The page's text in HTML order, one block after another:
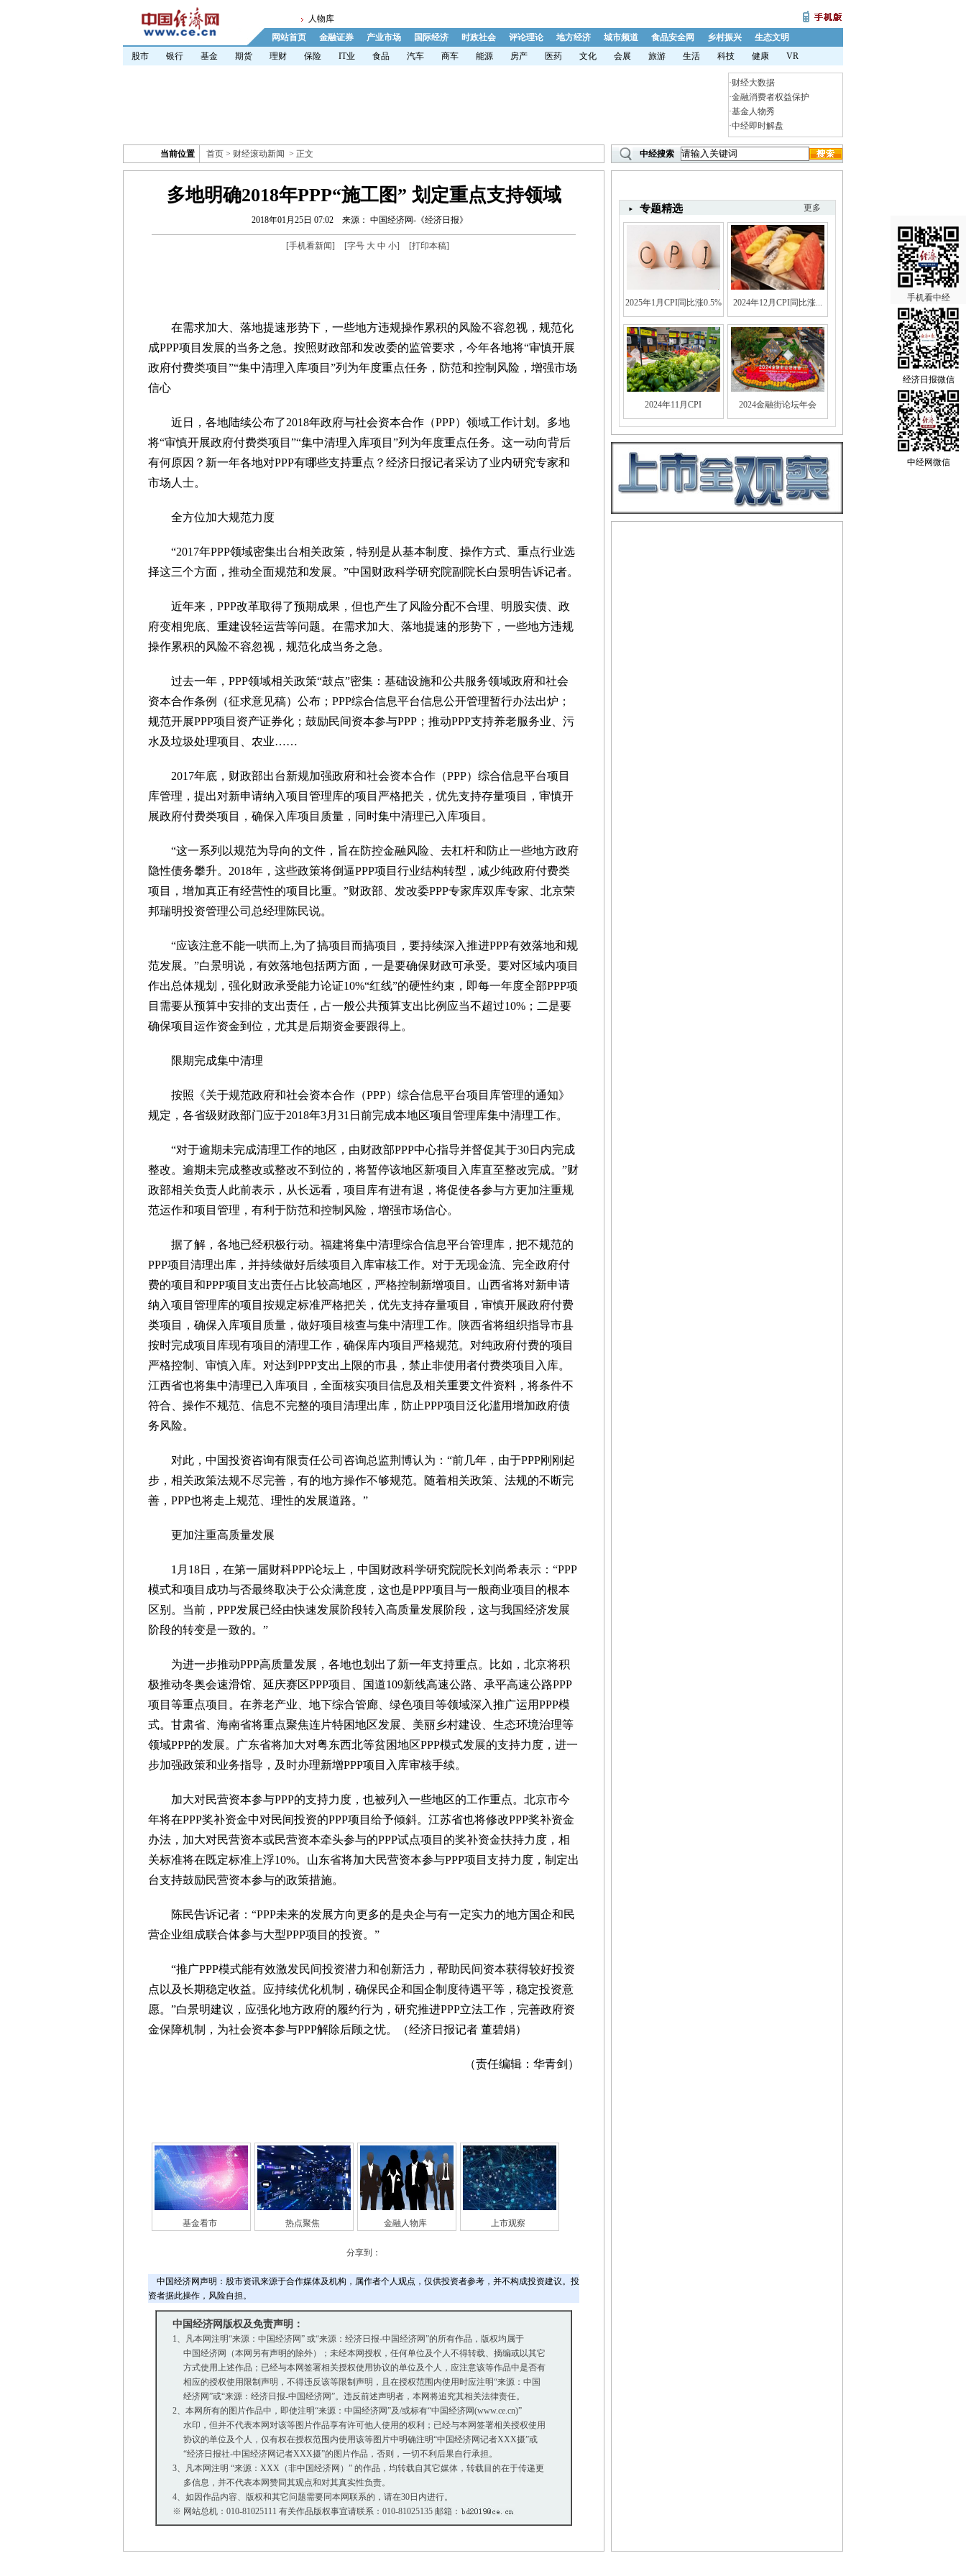
手机看中经
经济日报微信
中经网微信
人物库
网站首页
金融证券 产业市场 国际经济 时政社会 评论理论 地方经济 城市频道 食品安全网 乡村振兴
生态文明
股市
银行 基金 期货 理财 保险 IT业 食品 汽车 商车 能源 房产 医药 文化 会展 旅游 生活 科技 健康 VR
·财经大数据
·金融消费者权益保护
·基金人物秀
·中经即时解盘
当前位置 首页 > 财经滚动新闻 > 正文 中经搜索
多地明确2018年PPP“施工图” 划定重点支持领域
2018年01月25日 07:02 来源： 中国经济网-《经济日报》
[手机看新闻] [字号 大 中 小] [打印本稿]
在需求加大、落地提速形势下，一些地方违规操作累积的风险不容忽视，规范化
成PPP项目发展的当务之急。按照财政部和发改委的监管要求，今年各地将“审慎开展
政府付费类项目”“集中清理入库项目”列为年度重点任务，防范和控制风险，增强市场
信心
近日，各地陆续公布了2018年政府与社会资本合作（PPP）领域工作计划。多地
将“审慎开展政府付费类项目”“集中清理入库项目”列为年度重点任务。这一动向背后
有何原因？新一年各地对PPP有哪些支持重点？经济日报记者采访了业内研究专家和
市场人士。
全方位加大规范力度
“2017年PPP领域密集出台相关政策，特别是从基本制度、操作方式、重点行业选
择这三个方面，推动全面规范和发展。”中国财政科学研究院副院长白景明告诉记者。
近年来，PPP改革取得了预期成果，但也产生了风险分配不合理、明股实债、政
府变相兜底、重建设轻运营等问题。在需求加大、落地提速的形势下，一些地方违规
操作累积的风险不容忽视，规范化成当务之急。
过去一年，PPP领域相关政策“鼓点”密集：基础设施和公共服务领域政府和社会
资本合作条例（征求意见稿）公布；PPP综合信息平台信息公开管理暂行办法出炉；
规范开展PPP项目资产证券化；鼓励民间资本参与PPP；推动PPP支持养老服务业、污
水及垃圾处理项目、农业……
2017年底，财政部出台新规加强政府和社会资本合作（PPP）综合信息平台项目
库管理，提出对新申请纳入项目管理库的项目严格把关，优先支持存量项目，审慎开
展政府付费类项目，确保入库项目质量，同时集中清理已入库项目。
“这一系列以规范为导向的文件，旨在防控金融风险、去杠杆和防止一些地方政府
隐性债务攀升。2018年，这些政策将倒逼PPP项目行业结构转型，减少纯政府付费类
项目，增加真正有经营性的项目比重。”财政部、发改委PPP专家库双库专家、北京荣
邦瑞明投资管理公司总经理陈民说。
“应该注意不能一哄而上,为了搞项目而搞项目，要持续深入推进PPP有效落地和规
范发展。”白景明说，有效落地包括两方面，一是要确保财政可承受。要对区域内项目
作出总体规划，强化财政承受能力论证10%“红线”的硬性约束，即每一年度全部PPP项
目需要从预算中安排的支出责任，占一般公共预算支出比例应当不超过10%；二是要
确保项目运作资金到位，尤其是后期资金要跟得上。
限期完成集中清理
按照《关于规范政府和社会资本合作（PPP）综合信息平台项目库管理的通知》
规定，各省级财政部门应于2018年3月31日前完成本地区项目管理库集中清理工作。
“对于逾期未完成清理工作的地区，由财政部PPP中心指导并督促其于30日内完成
整改。逾期未完成整改或整改不到位的，将暂停该地区新项目入库直至整改完成。”财
政部相关负责人此前表示，从长远看，项目库有进有退，将促使各参与方更加注重规
范运作和项目管理，有利于防范和控制风险，增强市场信心。
据了解，各地已经积极行动。福建将集中清理综合信息平台管理库，把不规范的
PPP项目清理出库，并持续做好后续项目入库审核工作。对于无现金流、完全政府付
费的项目和PPP项目支出责任占比较高地区，严格控制新增项目。山西省将对新申请
纳入项目管理库的项目按规定标准严格把关，优先支持存量项目，审慎开展政府付费
类项目，确保入库项目质量，做好项目核查与集中清理工作。陕西省将组织指导市县
按时完成项目库现有项目的清理工作，确保库内项目严格规范。对纯政府付费的项目
严格控制、审慎入库。对达到PPP支出上限的市县，禁止非使用者付费类项目入库。
江西省也将集中清理已入库项目，全面核实项目信息及相关重要文件资料，将条件不
符合、操作不规范、信息不完整的项目清理出库，防止PPP项目泛化滥用增加政府债
务风险。
对此，中国投资咨询有限责任公司咨询总监荆博认为：“前几年，由于PPP刚刚起
步，相关政策法规不尽完善，有的地方操作不够规范。随着相关政策、法规的不断完
善，PPP也将走上规范、理性的发展道路。”
更加注重高质量发展
1月18日，在第一届财科PPP论坛上，中国财政科学研究院院长刘尚希表示：“PPP
模式和项目成功与否最终取决于公众满意度，这也是PPP项目与一般商业项目的根本
区别。当前，PPP发展已经由快速发展阶段转入高质量发展阶段，这与我国经济发展
阶段的转变是一致的。”
为进一步推动PPP高质量发展，各地也划出了新一年支持重点。比如，北京将积
极推动冬奥会速滑馆、延庆赛区PPP项目、国道109新线高速公路、承平高速公路PPP
项目等重点项目。在养老产业、地下综合管廊、绿色项目等领域深入推广运用PPP模
式。甘肃省、海南省将重点聚焦连片特困地区发展、美丽乡村建设、生态环境治理等
领域PPP的发展。广东省将加大对粤东西北等贫困地区PPP模式发展的支持力度，进一
步加强政策和业务指导，及时办理新增PPP项目入库审核手续。
加大对民营资本参与PPP的支持力度，也被列入一些地区的工作重点。北京市今
年将在PPP奖补资金中对民间投资的PPP项目给予倾斜。江苏省也将修改PPP奖补资金
办法，加大对民营资本或民营资本牵头参与的PPP试点项目的奖补资金扶持力度，相
关标准将在既定标准上浮10%。山东省将加大民营资本参与PPP项目支持力度，制定出
台支持鼓励民营资本参与的政策措施。
陈民告诉记者：“PPP未来的发展方向更多的是央企与有一定实力的地方国企和民
营企业组成联合体参与大型PPP项目的投资。”
“推广PPP模式能有效激发民间投资潜力和创新活力，帮助民间资本获得较好投资
点以及长期稳定收益。应持续优化机制，确保民企和国企制度待遇平等，稳定投资意
愿。”白景明建议，应强化地方政府的履约行为，研究推进PPP立法工作，完善政府资
金保障机制，为社会资本参与PPP解除后顾之忧。（经济日报记者 董碧娟）
（责任编辑：华青剑）
基金看市 热点聚焦 金融人物库 上市观察
分享到：
中国经济网声明：股市资讯来源于合作媒体及机构，属作者个人观点，仅供投资者参考，并不构成投资建议。投
资者据此操作，风险自担。
中国经济网版权及免责声明：
1、凡本网注明“来源：中国经济网” 或“来源：经济日报-中国经济网”的所有作品，版权均属于
中国经济网（本网另有声明的除外）；未经本网授权，任何单位及个人不得转载、摘编或以其它
方式使用上述作品；已经与本网签署相关授权使用协议的单位及个人，应注意该等作品中是否有
相应的授权使用限制声明，不得违反该等限制声明，且在授权范围内使用时应注明“来源：中国
经济网”或“来源：经济日报-中国经济网”。违反前述声明者，本网将追究其相关法律责任。
2、本网所有的图片作品中，即使注明“来源：中国经济网”及/或标有“中国经济网(www.ce.cn)”
水印，但并不代表本网对该等图片作品享有许可他人使用的权利；已经与本网签署相关授权使用
协议的单位及个人，仅有权在授权范围内使用该等图片中明确注明“中国经济网记者XXX摄”或
“经济日报社-中国经济网记者XXX摄”的图片作品，否则，一切不利后果自行承担。
3、凡本网注明 “来源：XXX（非中国经济网）” 的作品，均转载自其它媒体，转载目的在于传递更
多信息，并不代表本网赞同其观点和对其真实性负责。
4、如因作品内容、版权和其它问题需要同本网联系的，请在30日内进行。
※ 网站总机：010-81025111 有关作品版权事宜请联系：010-81025135 邮箱：
专题精选 更多
2025年1月CPI同比涨0.5% 2024年12月CPI同比涨...
2024年11月CPI 2024金融街论坛年会